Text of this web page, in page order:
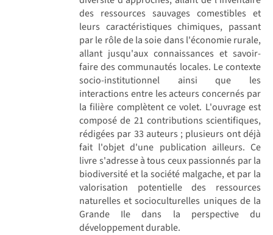
des ressources sauvages comestibles et
leurs caractéristiques chimiques, passant
par le rôle de la soie dans l'économie rurale,
allant jusqu'aux connaissances et savoir-
faire des communautés locales. Le contexte
socio-institutionnel ainsi que les
interactions entre les acteurs concernés par
la filière complètent ce volet. L'ouvrage est
composé de 21 contributions scientifiques,
rédigées par 33 auteurs ; plusieurs ont déjà
fait l'objet d'une publication ailleurs. Ce
livre s'adresse à tous ceux passionnés par la
biodiversité et la société malgache, et par la
valorisation potentielle des ressources
naturelles et socioculturelles uniques de la
Grande Ile dans la perspective du
développement durable.